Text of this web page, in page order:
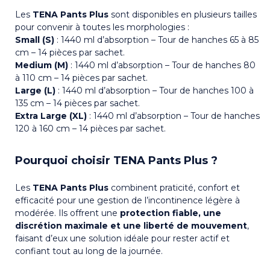
Les TENA Pants Plus sont disponibles en plusieurs tailles
pour convenir à toutes les morphologies :
Small (S) : 1440 ml d’absorption – Tour de hanches 65 à 85
cm – 14 pièces par sachet.
Medium (M) : 1440 ml d’absorption – Tour de hanches 80
à 110 cm – 14 pièces par sachet.
Large (L) : 1440 ml d’absorption – Tour de hanches 100 à
135 cm – 14 pièces par sachet.
Extra Large (XL) : 1440 ml d’absorption – Tour de hanches
120 à 160 cm – 14 pièces par sachet.
Pourquoi choisir TENA Pants Plus ?
Les TENA Pants Plus combinent praticité, confort et
efficacité pour une gestion de l’incontinence légère à
modérée. Ils offrent une protection fiable, une
discrétion maximale et une liberté de mouvement,
faisant d’eux une solution idéale pour rester actif et
confiant tout au long de la journée.